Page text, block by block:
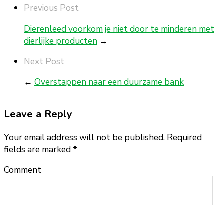
Previous Post
Dierenleed voorkom je niet door te minderen met
dierlijke producten →
Next Post
← Overstappen naar een duurzame bank
Leave a Reply
Your email address will not be published. Required
fields are marked *
Comment